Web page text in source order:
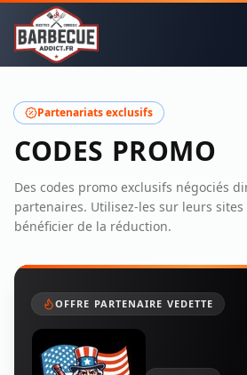
Partenariats exclusifs
CODES PROMO
Des codes promo exclusifs négociés
partenaires. Utilisez-les sur leurs
bénéficier de la réduction.
OFFRE PARTENAIRE VEDETTE